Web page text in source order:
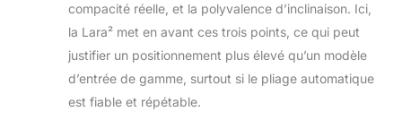
compacité réelle, et la polyvalence d’inclinaison. Ici,
la Lara² met en avant ces trois points, ce qui peut
justifier un positionnement plus élevé qu’un modèle
d’entrée de gamme, surtout si le pliage automatique
est fiable et répétable.